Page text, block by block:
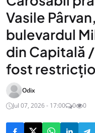
Vasile
bulevardul
din Capitală
fost
Odix
Jul 07, 2026 - 17:00
0 0